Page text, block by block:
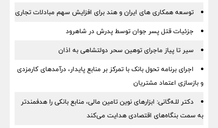
توسعه همکاری های ایران و هند برای افزایش سهم مبادلات تجاری
جزئیات قتل پسر جوان توسط پدرش در شاهرود
سیر تا پیاز ماجرای توهین سحر دولتشاهی به اذان
اجرای برنامه تحول بانک با تمرکز بر منابع پایدار، درآمدهای کارمزدی
و بازسازی اعتماد مشتریان
دکتر للـه‌گانی: ابزارهای نوین تامین مالی، منابع بانکی را هدفمندتر
به سمت بنگاه‌های اقتصادی هدایت می‌کند